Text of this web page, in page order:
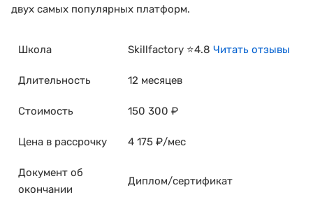
двух самых популярных платформ.
Школа Skillfactory ⭐4.8 Читать отзывы
Длительность 12 месяцев
Стоимость 150 300 ₽
Цена в рассрочку 4 175 ₽/мес
Документ об
окончании
Диплом/сертификат